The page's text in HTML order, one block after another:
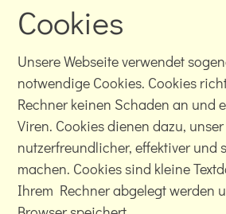
Cookies
Unsere Webseite verwendet
notwendige Cookies. Cookies
Rechner keinen Schaden an und
Viren. Cookies dienen dazu,
nutzerfreundlicher, effektiver und
machen. Cookies sind kleine
Ihrem Rechner abgelegt werden